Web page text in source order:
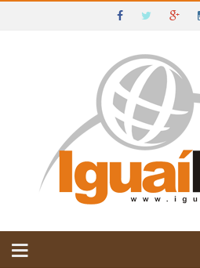
IGUAÍ E SUDOESTE DA BAHIA